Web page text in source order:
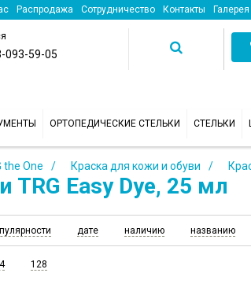
Распродажа Сотрудничество Контакты
093-59-05
ОРТОПЕДИЧЕСКИЕ СТЕЛЬКИ СТЕЛЬКИ
the One Краска для кожи и обуви
TRG Easy Dye, 25 мл
дате наличию названию
128